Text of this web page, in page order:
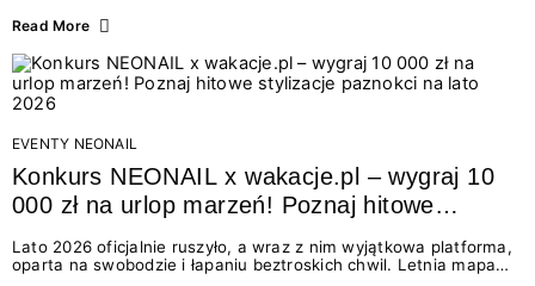
świata beauty i oszałamiających deserów to coś więcej niż
zmysłami: przez soczysty kolor, aksamitną teksturę,
orzeźwiający zapach i słodki akcent na podniebieniu. Tego lata
NEONAIL łączy siły z marką Willisch, tworząc unikalny projekt
na styku jedzenia i piękna....
Read More
EVENTY NEONAIL
Konkurs NEONAIL x wakacje.pl – wygraj 10
000 zł na urlop marzeń! Poznaj hitowe
Lato 2026 oficjalnie ruszyło, a wraz z nim wyjątkowa platforma,
oparta na swobodzie i łapaniu beztroskich chwil. Letnia mapa